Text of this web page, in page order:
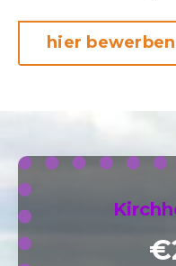
hier bewerben